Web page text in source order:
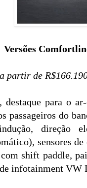
Versões
partir de
destaque para o
passageiros do
direção
sensores
shift paddle,
infotainment VW